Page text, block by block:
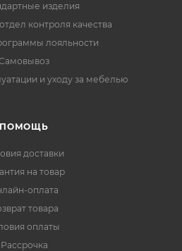
изделия
контроля качества
лояльности
и уходу за мебелью
ПОМОЩЬ
доставки
на товар
оплата
товара
оплаты
Рассрочка